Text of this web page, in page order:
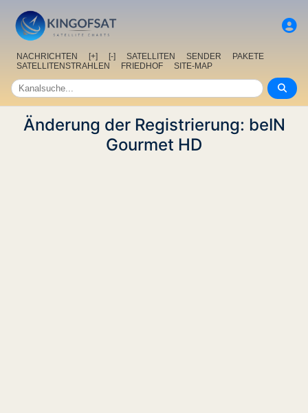
NACHRICHTEN [+] [-] SATELLITEN SENDER
PAKETE
SATELLITENSTRAHLEN
FRIEDHOF SITE-MAP
Änderung der Registrierung: beIN
Gourmet HD